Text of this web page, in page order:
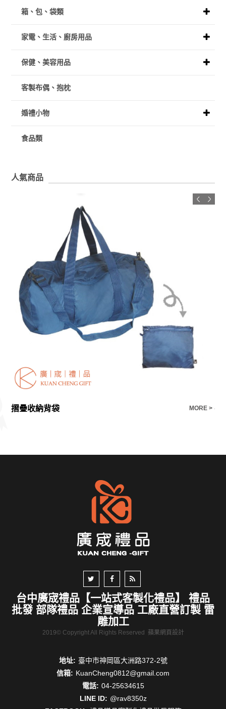
箱、包、袋類
家電、生活、廚房用品
保健、美容用品
客製布偶、抱枕
婚禮小物
食品類
人氣商品
摺疊收納背袋 MORE > 手
台中廣宬禮品【一站式客製化禮品】 禮品
批發 部隊禮品 企業宣導品 工廠直營訂製 雷
雕加工
2019© Copyright All Rights Reserved 蘋果網頁設計
地址: 臺中市神岡區大洲路372-2號
信箱: KuanCheng0812@gmail.com
電話: 04-25634615
LINE ID: @rav8350z